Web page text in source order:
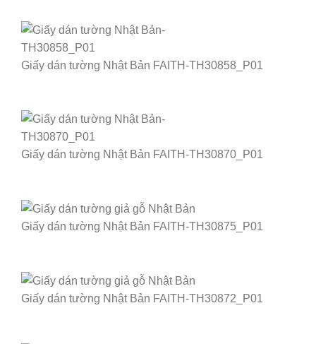
Giấy dán tường Nhật Bản FAITH-TH30858_P01
Giấy dán tường Nhật Bản FAITH-TH30870_P01
Giấy dán tường Nhật Bản FAITH-TH30875_P01
Giấy dán tường Nhật Bản FAITH-TH30872_P01